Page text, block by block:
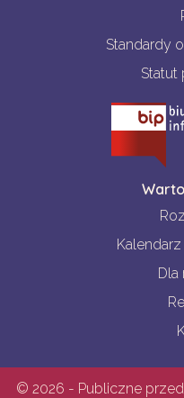
Standardy
Statut
© 2026 - Publiczne